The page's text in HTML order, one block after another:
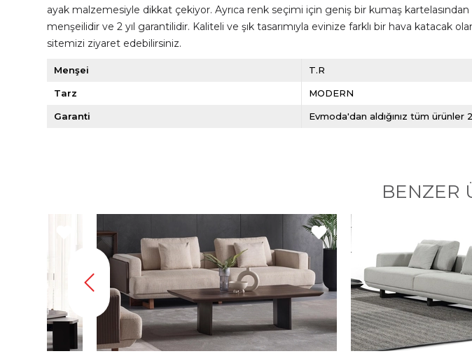
ayak malzemesiyle dikkat çekiyor. Ayrıca renk seçimi için geniş bir kumaş
menşeilidir ve 2 yıl garantilidir. Kaliteli ve şık tasarımıyla evinize farklı bir hava
sitemizi ziyaret edebilirsiniz.
Menşei T.R
Tarz MODERN
Garanti Evmoda'dan aldığınız tüm ürünler
BENZER